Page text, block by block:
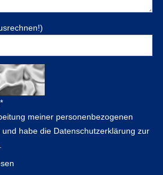
*
meiner personenbezogenen
habe die Datenschutzerklärung zur